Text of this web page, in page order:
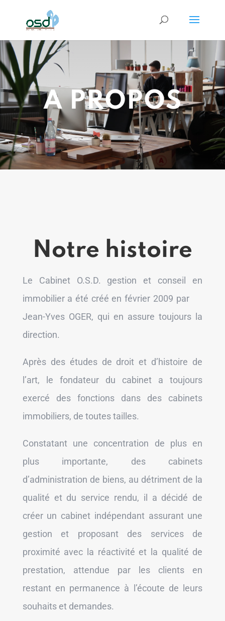
A PROPOS
Notre histoire
Le Cabinet O.S.D. gestion et conseil en
immobilier a été créé en février 2009 par
Jean-Yves OGER, qui en assure toujours la
direction.
Après des études de droit et d’histoire de
l’art, le fondateur du cabinet a toujours
exercé des fonctions dans des cabinets
immobiliers, de toutes tailles.
Constatant une concentration de plus en
plus importante, des cabinets
d’administration de biens, au détriment de la
qualité et du service rendu, il a décidé de
créer un cabinet indépendant assurant une
gestion et proposant des services de
proximité avec la réactivité et la qualité de
prestation, attendue par les clients en
restant en permanence à l’écoute de leurs
souhaits et demandes.